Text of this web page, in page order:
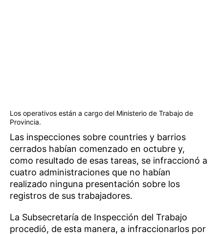
Los operativos están a cargo del Ministerio de Trabajo de
Provincia.
Las inspecciones sobre countries y barrios
cerrados habían comenzado en octubre y,
como resultado de esas tareas, se infraccionó a
cuatro administraciones que no habían
realizado ninguna presentación sobre los
registros de sus trabajadores.
La Subsecretaría de Inspección del Trabajo
procedió, de esta manera, a infraccionarlos por